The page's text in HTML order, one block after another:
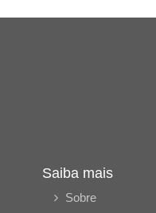
Saiba mais
Sobre